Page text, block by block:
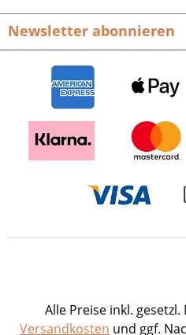
hierbei ist die
Komponente,
schlaglichtartigen
weitere
Landkreis
Landkreis
Landkreis
Fotofreunde
Einband. ISBN 978-
Newsletter abonnieren
Alle Preise inkl.
Versandkosten und ggf.